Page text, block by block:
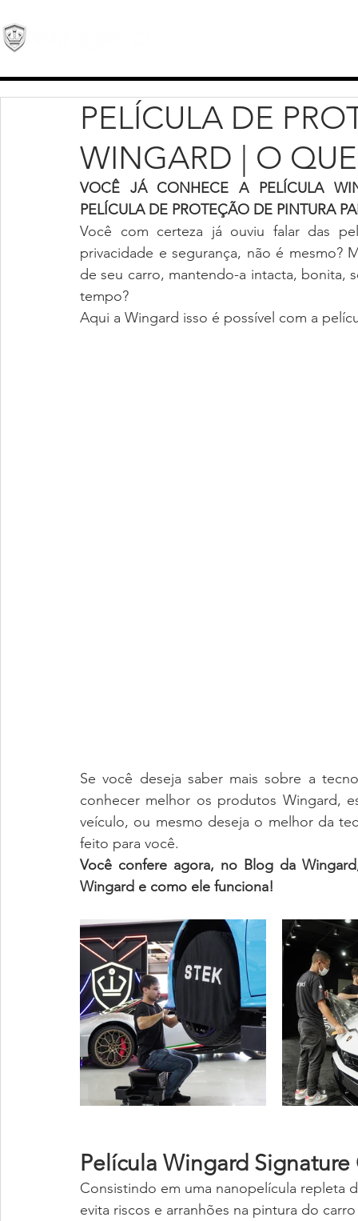
PELÍCULA DE
WINGARD | O
VOCÊ JÁ CONHECE A PELÍCULA
PELÍCULA DE PROTEÇÃO DE PINTURA
Você com certeza já ouviu falar das
privacidade e segurança, não é mesmo?
de seu carro, mantendo-a intacta, bonita,
tempo?
Aqui a Wingard isso é possível com a
Se você deseja saber mais sobre a
conhecer melhor os produtos Wingard,
veículo, ou mesmo deseja o melhor da
feito para você.
Você confere agora, no Blog da
Wingard e como ele funciona!
Película Wingard Signature
Consistindo em uma nanopelícula repleta
evita riscos e arranhões na pintura do